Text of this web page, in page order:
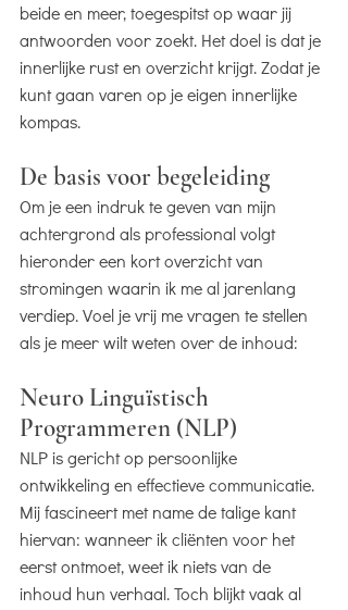
beide en meer, toegespitst op waar jij
antwoorden voor zoekt. Het doel is dat je
innerlijke rust en overzicht krijgt. Zodat je
kunt gaan varen op je eigen innerlijke
kompas.
De basis voor begeleiding
Om je een indruk te geven van mijn
achtergrond als professional volgt
hieronder een kort overzicht van
stromingen waarin ik me al jarenlang
verdiep. Voel je vrij me vragen te stellen
als je meer wilt weten over de inhoud:
Neuro Linguïstisch
Programmeren (NLP)
NLP is gericht op persoonlijke
ontwikkeling en effectieve communicatie.
Mij fascineert met name de talige kant
hiervan: wanneer ik cliënten voor het
eerst ontmoet, weet ik niets van de
inhoud hun verhaal. Toch blijkt vaak al